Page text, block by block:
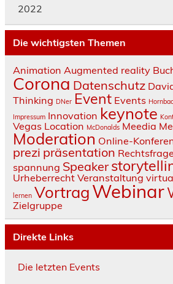
2022
Die wichtigsten Themen
Animation Augmented reality
Corona Datenschutz
Thinking DNer Event Events
Impressum Innovation keynote
Vegas Location McDonalds Meedia
Moderation Online-
prezi präsentation
spannung Speaker
Urheberrecht Veranstaltung
lernen VortragWebinar
Zielgruppe
Direkte Links
Die letzten Events